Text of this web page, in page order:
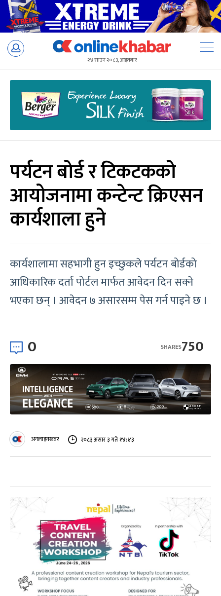
Skip
२४ साउन २०८३, आइतबार
पर्यटन बोर्ड र टिकटकको
आयोजनामा कन्टेन्ट क्रिएसन
कार्यशाला हुने
कार्यशालामा सहभागी हुन इच्छुकले पर्यटन बोर्डको
आधिकारिक दर्ता पोर्टल मार्फत आवेदन दिन सक्ने
भएका छन् । आवेदन ७ असारसम्म पेस गर्न पाइने छ ।
0 750
SHARES
अनलाइनखबर २०८३ असार ३ गते १४:४३